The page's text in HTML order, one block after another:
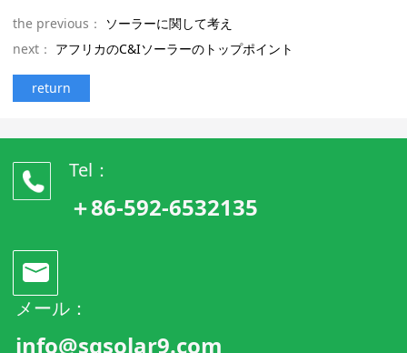
the previous：
ソーラーに関して考え
next： アフリカのC&Iソーラーのトップポイント
return
Tel：
＋86-592-6532135
メール：
info@sgsolar9.com